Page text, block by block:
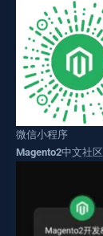
微信小程序
Magento2中文社区